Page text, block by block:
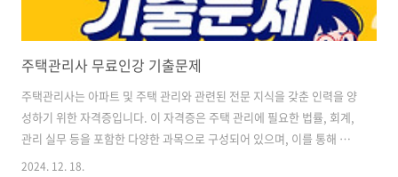
주택관리사 무료인강 기출문제
주택관리사는 아파트 및 주택 관리와 관련된 전문 지식을 갖춘 인력을 양
성하기 위한 자격증입니다. 이 자격증은 주택 관리에 필요한 법률, 회계,
관리 실무 등을 포함한 다양한 과목으로 구성되어 있으며, 이를 통해 주
택 관리의 전문성을 높이고 있습니다. 주택관리사 자격증은 관련 분야에
2024. 12. 18.